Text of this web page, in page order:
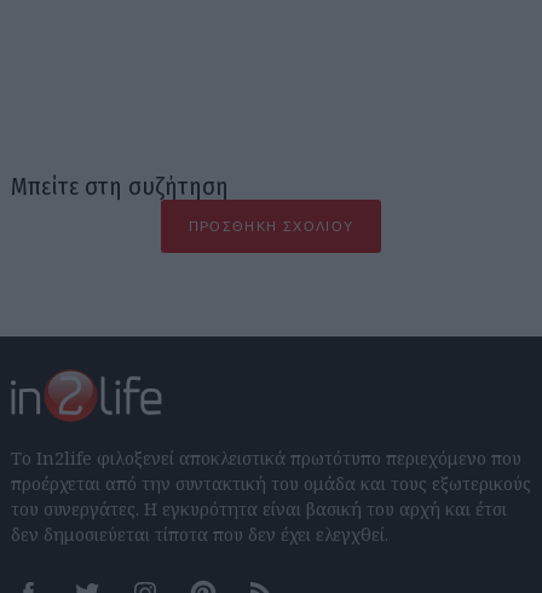
Μπείτε στη συζήτηση
ΠΡΟΣΘΉΚΗ ΣΧΟΛΊΟΥ
Το In2life φιλοξενεί αποκλειστικά πρωτότυπο περιεχόμενο που
προέρχεται από την συντακτική του ομάδα και τους εξωτερικούς
του συνεργάτες. Η εγκυρότητα είναι βασική του αρχή και έτσι
δεν δημοσιεύεται τίποτα που δεν έχει ελεγχθεί.